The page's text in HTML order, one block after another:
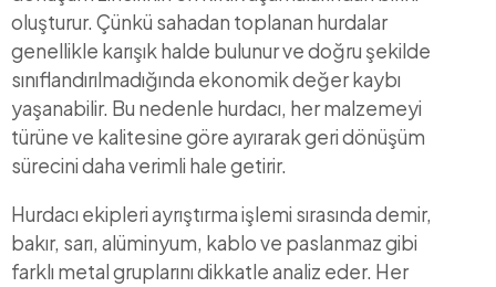
oluşturur. Çünkü sahadan toplanan hurdalar
genellikle karışık halde bulunur ve doğru şekilde
sınıflandırılmadığında ekonomik değer kaybı
yaşanabilir. Bu nedenle hurdacı, her malzemeyi
türüne ve kalitesine göre ayırarak geri dönüşüm
sürecini daha verimli hale getirir.
Hurdacı ekipleri ayrıştırma işlemi sırasında demir,
bakır, sarı, alüminyum, kablo ve paslanmaz gibi
farklı metal gruplarını dikkatle analiz eder. Her